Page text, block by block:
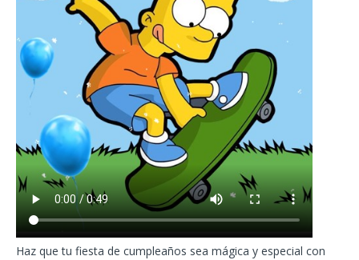
Haz que tu fiesta de cumpleaños sea mágica y especial con